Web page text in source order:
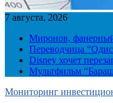
7 августа, 2026
Миронов, фанерный
Переводчица
Disney хочет
Мультфильм
Мониторинг